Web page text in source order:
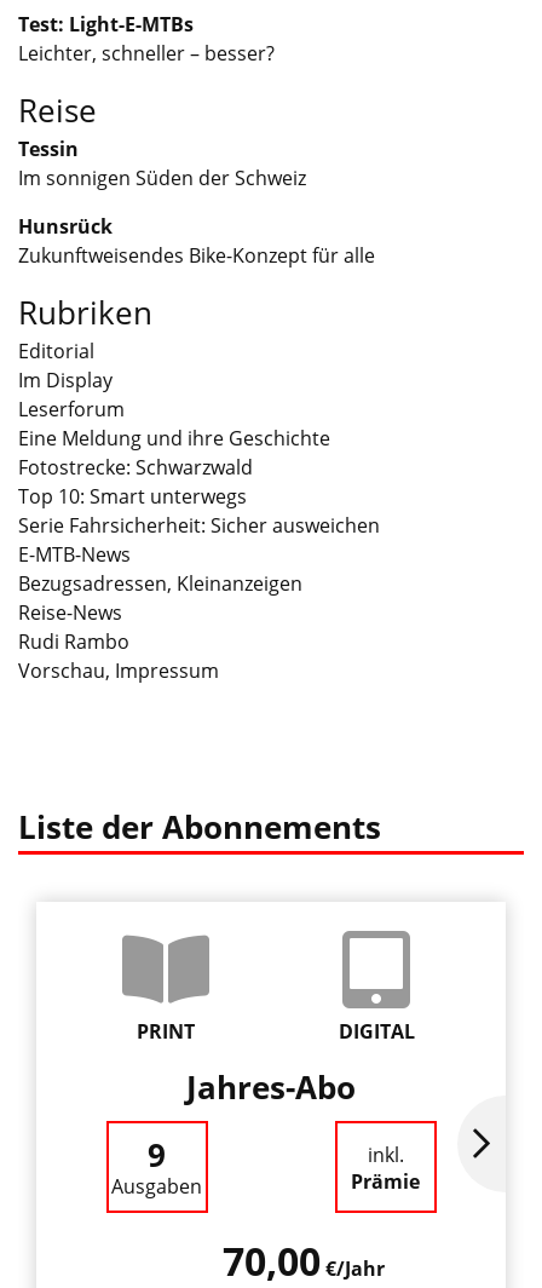
Test: Light-E-MTBs
Leichter, schneller – besser?
Reise
Tessin
Im sonnigen Süden der Schweiz
Hunsrück
Zukunftweisendes Bike-Konzept für alle
Rubriken
Editorial
Im Display
Leserforum
Eine Meldung und ihre Geschichte
Fotostrecke: Schwarzwald
Top 10: Smart unterwegs
Serie Fahrsicherheit: Sicher ausweichen
E-MTB-News
Bezugsadressen, Kleinanzeigen
Reise-News
Rudi Rambo
Vorschau, Impressum
Liste der Abonnements
PRINT DIGITAL
Jahres-Abo
9
Ausgaben
inkl.
Prämie
70,00€/Jahr